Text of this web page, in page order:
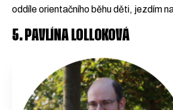
oddíle orientačního běhu děti, jezdím
5. PAVLÍNA LOLLOKOVÁ